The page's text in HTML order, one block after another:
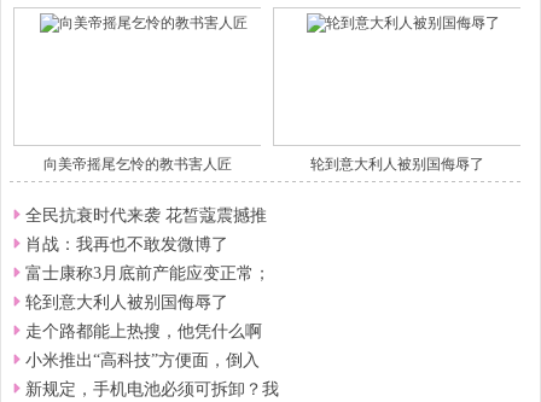
向美帝摇尾乞怜的教书害人匠 轮到意大利人被别国侮辱了
全民抗衰时代来袭 花皙蔻震撼推
肖战：我再也不敢发微博了
富士康称3月底前产能应变正常；
轮到意大利人被别国侮辱了
走个路都能上热搜，他凭什么啊
小米推出“高科技”方便面，倒入
新规定，手机电池必须可拆卸？我